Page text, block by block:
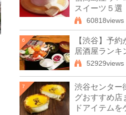
スイーツ５選
60818views
6
【渋谷】予
居酒屋ランキ
52929views
7
渋谷センター
グおすすめ店
ドアイテムを